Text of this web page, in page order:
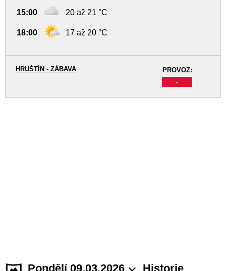
15:00 20 až 21 °C
18:00 17 až 20 °C
PROVOZ:
-
HRUŠTÍN - ZÁBAVA
Pondělí 09.03.2026
Historie